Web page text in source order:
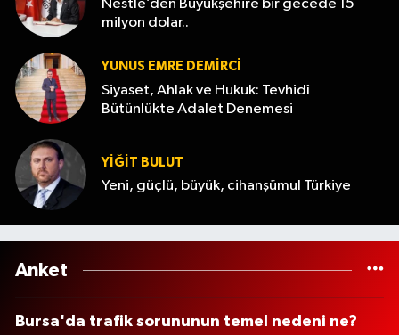
Nestle’den Büyükşehire bir gecede 15
milyon dolar..
YUNUS EMRE DEMIRCI
Siyaset, Ahlak ve Hukuk: Tevhidî
Bütünlükte Adalet Denemesi
YİĞİT BULUT
Yeni, güçlü, büyük, cihanşümul Türkiye
Anket
Bursa'da trafik sorununun temel nedeni ne?